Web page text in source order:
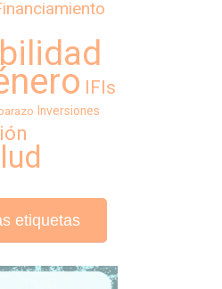
IFIs
Inversiones
etiquetas